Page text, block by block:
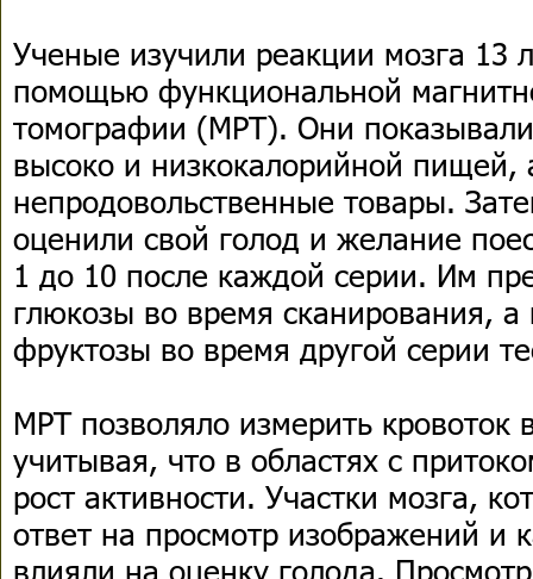
Ученые изучили реакции мозга 13
помощью функциональной
томографии (МРТ). Они
высоко и низкокалорийной пищей,
непродовольственные товары.
оценили свой голод и желание
1 до 10 после каждой серии. Им
глюкозы во время сканирования, а
фруктозы во время другой серии
МРТ позволяло измерить кровоток
учитывая, что в областях с
рост активности. Участки мозга,
ответ на просмотр изображений и
влияли на оценку голода.